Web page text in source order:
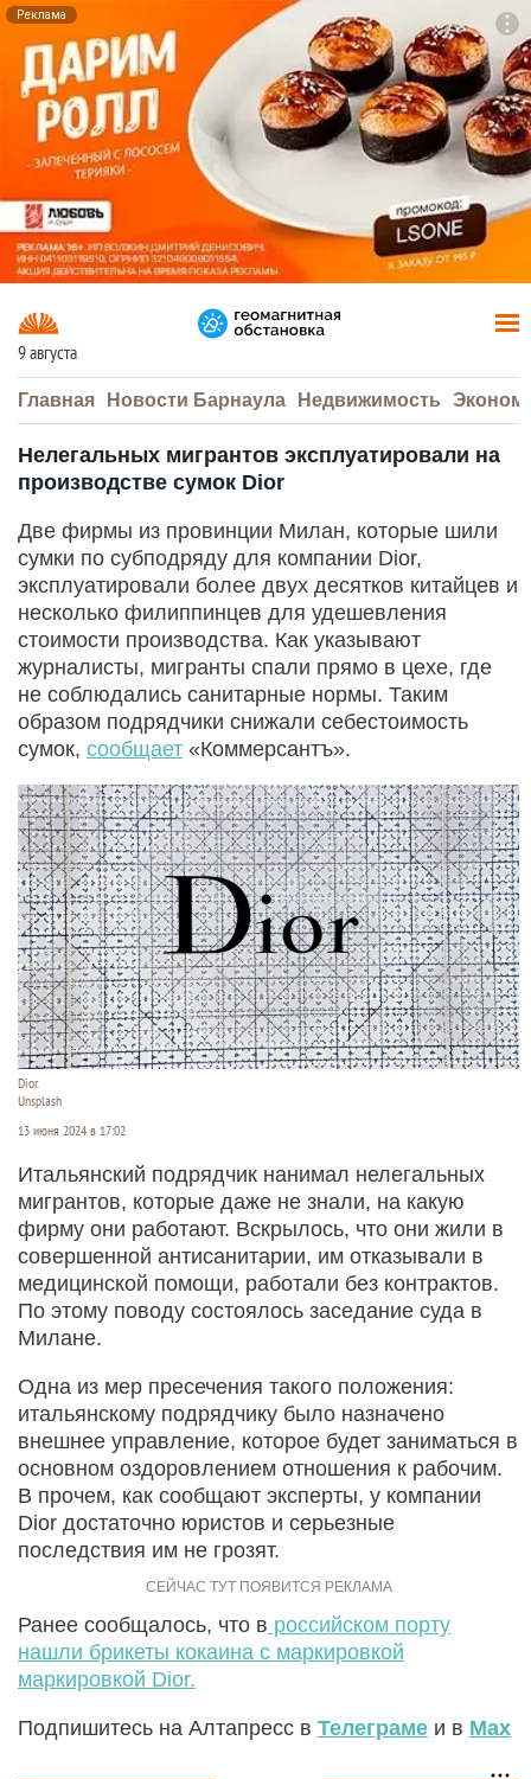
Реклама
9 августа
Главная Новости Барнаула Недвижимость
Нелегальных мигрантов эксплуатировали на
производстве сумок Dior
Две фирмы из провинции Милан, которые шили
сумки по субподряду для компании Dior,
эксплуатировали более двух десятков китайцев и
несколько филиппинцев для удешевления
стоимости производства. Как указывают
журналисты, мигранты спали прямо в цехе, где
не соблюдались санитарные нормы. Таким
образом подрядчики снижали себестоимость
сумок, сообщает «Коммерсантъ».
Dior.
Unsplash
13 июня 2024 в 17:02
Итальянский подрядчик нанимал нелегальных
мигрантов, которые даже не знали, на какую
фирму они работают. Вскрылось, что они жили в
совершенной антисанитарии, им отказывали в
медицинской помощи, работали без контрактов.
По этому поводу состоялось заседание суда в
Милане.
Одна из мер пресечения такого положения:
итальянскому подрядчику было назначено
внешнее управление, которое будет заниматься в
основном оздоровлением отношения к рабочим.
В прочем, как сообщают эксперты, у компании
Dior достаточно юристов и серьезные
последствия им не грозят.
Ранее сообщалось, что в российском порту
нашли брикеты кокаина с маркировкой
маркировкой Dior.
Подпишитесь на Алтапресс в Телеграме и в Max